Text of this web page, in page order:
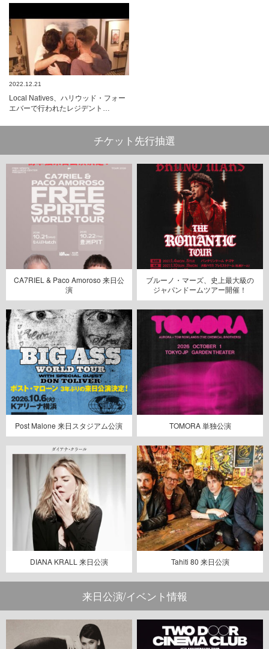
2022.12.21
Local Natives、ハリウッド・フォー
エバーで行われたレジデント…
チケット先行抽選
CA7RIEL & Paco Amoroso 来日公
演
ブルーノ・マーズ、史上最大級の
ジャパンドームツアー開催！
Post Malone 来日スタジアム公演 TOMORA 単独公演
DIANA KRALL 来日公演 Tahiti 80 来日公演
来日公演/イベント情報